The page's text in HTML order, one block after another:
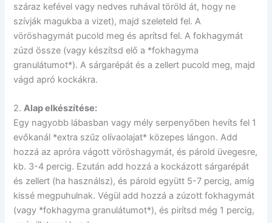
száraz kefével vagy nedves ruhával töröld át, hogy ne
szívják magukba a vizet), majd szeleteld fel. A
vöröshagymát pucold meg és aprítsd fel. A fokhagymát
zúzd össze (vagy készítsd elő a *fokhagyma
granulátumot*). A sárgarépát és a zellert pucold meg, majd
vágd apró kockákra.
2.Alap elkészítése:
Egy nagyobb lábasban vagy mély serpenyőben hevíts fel 1
evőkanál *extra szűz olívaolajat* közepes lángon. Add
hozzá az apróra vágott vöröshagymát, és párold üvegesre,
kb. 3-4 percig. Ezután add hozzá a kockázott sárgarépát
és zellert (ha használsz), és párold együtt 5-7 percig, amíg
kissé megpuhulnak. Végül add hozzá a zúzott fokhagymát
(vagy *fokhagyma granulátumot*), és pirítsd még 1 percig,